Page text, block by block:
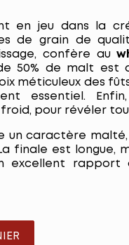
en jeu dans la
de grain de
confère au
50% de malt
méticuleux des
essentiel.
pour révéler
un caractère
finale est longue,
excellent